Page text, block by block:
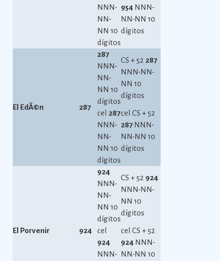
NNN-
NN-
NN 10
dígitos
954 NNN-
NN-NN 10
dígitos
El EdÃ©n 287
287
NNN-
NN-
NN 10
dígitos
CS + 52 287
NNN-NN-
NN 10
dígitos
cel 287
NNN-
NN-
NN 10
dígitos
cel CS + 52
287 NNN-
NN-NN 10
dígitos
El Porvenir 924
924
NNN-
NN-
NN 10
dígitos
CS + 52 924
NNN-NN-
NN 10
dígitos
cel
924
NNN-
cel CS + 52
924 NNN-
NN-NN 10